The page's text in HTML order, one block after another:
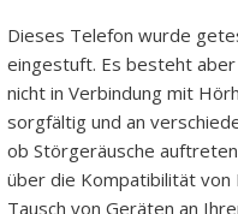
Dieses Telefon wurde
eingestuft. Es besteht aber
nicht in Verbindung mit
sorgfältig und an
ob Störgeräusche
über die Kompatibilität von
Tausch von Geräten an